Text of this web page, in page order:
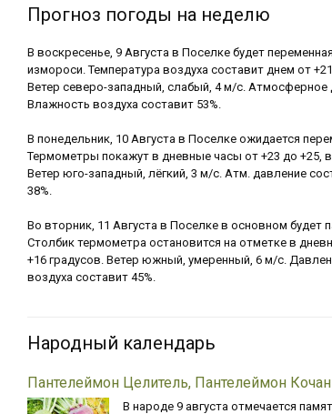
Прогноз погоды на неделю
В воскресенье, 9 Августа в Поселке будет
измороси. Температура воздуха составит днем от
Ветер северо-западный, слабый, 4 м/с. Атмосферное
Влажность воздуха составит 53%.
В понедельник, 10 Августа в Поселке ожидается
Термометры покажут в дневные часы от +23 до +25,
Ветер юго-западный, лёгкий, 3 м/с. Атм. давление
38%.
Во вторник, 11 Августа в Поселке в основном будет
Столбик термометра остановится на отметке в
+16 градусов. Ветер южный, умеренный, 6 м/с.
воздуха составит 45%.
Народный календарь
Пантелеймон Целитель, Пантелеймон
В народе 9 августа отмечается